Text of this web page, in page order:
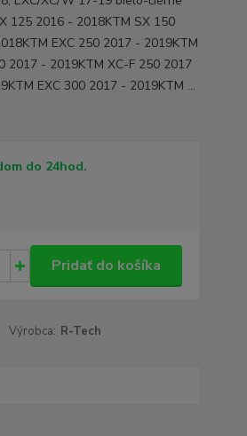
125 2016 - 2018KTM SX 150
EXC 250 2017 - 2019KTM
2017 - 2019KTM XC-F 250 2017
EXC 300 2017 - 2019KTM ...
do 24hod.
Pridať do košíka
Výrobca: R-Tech